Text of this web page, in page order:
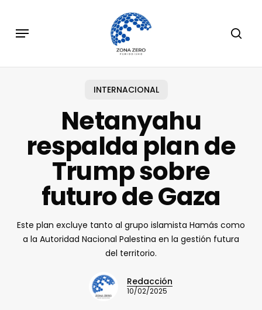
main
Menu
INTERNACIONAL
Netanyahu
respalda plan de
Trump sobre
futuro de Gaza
Este plan excluye tanto al grupo islamista Hamás como
a la Autoridad Nacional Palestina en la gestión futura
del territorio.
Redacción
10/02/2025